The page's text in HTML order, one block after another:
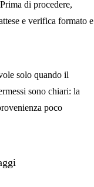
di procedere,
e verifica formato e
solo quando il
sono chiari: la
poco